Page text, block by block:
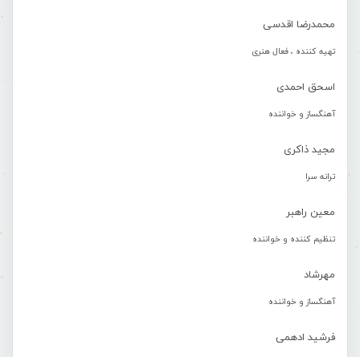
محمدرضا اقدسی
تهیه کننده ، فعال هنری
اسحق احمدی
آهنگساز و خواننده
مجید ذاکری
ترانه سرا
معین راهبر
تنظیم کننده و خواننده
مهرشاد
آهنگساز و خواننده
فرشید ادهمی